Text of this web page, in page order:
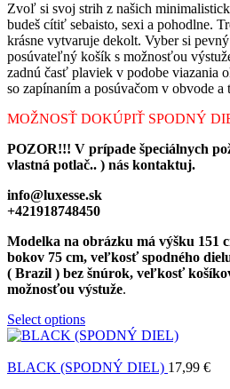
Zvoľ si svoj strih z našich
budeš cítiť sebaisto, sexi a pohodlne.
krásne vytvaruje dekolt. Vyber si
posúvateľný košík s možnosťou
zadnú časť plaviek v podobe viazania
so zapínaním a posúvačom v obvode
MOŽNOSŤ DOKÚPIŤ SPODNÝ
POZOR!!! V prípade špeciálnych
vlastná potlač.. ) nás kontaktuj.
info@luxesse.sk
+421918748450
Modelka na obrázku má výšku 151
bokov 75 cm, veľkosť spodného
( Brazil ) bez šnúrok, veľkosť
možnosťou výstuže.
Select options
BLACK (SPODNÝ DIEL) 17,99 €